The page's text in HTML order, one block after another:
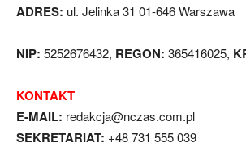
ADRES: ul. Jelinka 31 01-646 Warszawa
NIP: 5252676432, REGON: 365416025,
KONTAKT
E-MAIL: redakcja@nczas.com.pl
SEKRETARIAT: +48 731 555 039